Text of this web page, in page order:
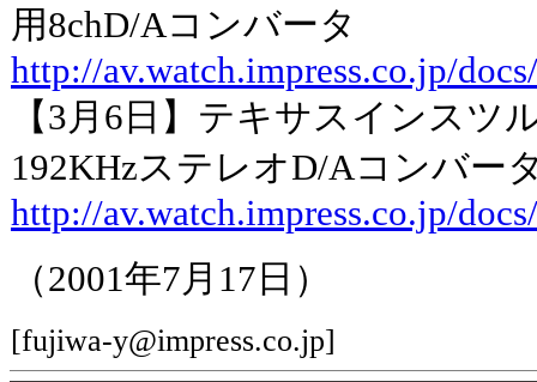
用8chD/Aコンバータ
http://av.watch.impress.co.jp/
【3月6日】テキサスインスツ
192KHzステレオD/Aコンバー
http://av.watch.impress.co.jp/
（2001年7月17日）
[fujiwa-y@impress.co.jp]